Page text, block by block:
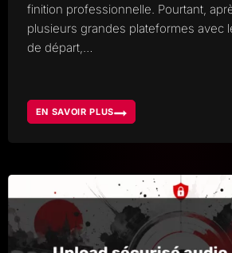
finition professionnelle. Pourtant,
plusieurs grandes plateformes avec
de départ,…
EN SAVOIR PLUS
COMPARATIF
MASTERING
LE
PEUT
CHANGER
TOUTE
LA
PERCEPTION
D’UN
MORCEAU